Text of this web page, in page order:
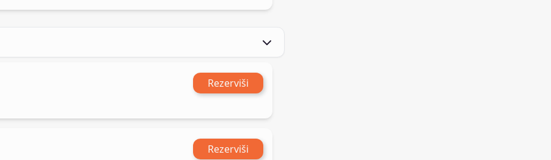
Rezerviši
Rezerviši